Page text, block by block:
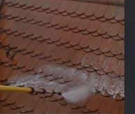
Habillage planche
de rive 51